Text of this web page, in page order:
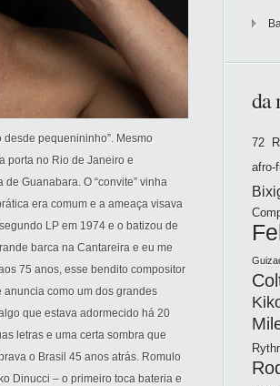
desde pequenininho”. Mesmo
porta no Rio de Janeiro e
Guanabara. O “convite” vinha
era comum e a ameaça visava
LP em 1974 e o batizou de
barca na Cantareira e eu me
75 anos, esse bendito compositor
anuncia como um dos grandes
que estava adormecido há 20
letras e uma certa sombra que
o Brasil 45 anos atrás. Romulo
Dinucci – o primeiro toca bateria e
da
72
afro-